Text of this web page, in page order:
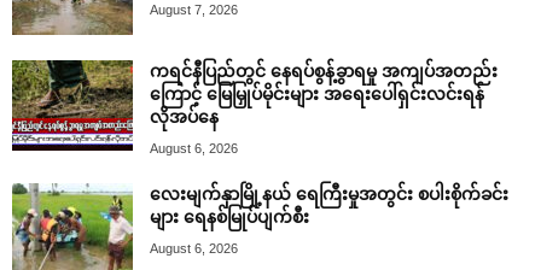
August 7, 2026
ကရင်နီပြည်တွင် နေရပ်စွန့်ခွာရမှု အကျပ်အတည်း
ကြောင့် မြေမြှုပ်မိုင်းများ အရေးပေါ်ရှင်းလင်းရန်
လိုအပ်နေ
August 6, 2026
လေးမျက်နှာမြို့နယ် ရေကြီးမှုအတွင်း စပါးစိုက်ခင်း
များ ရေနစ်မြုပ်ပျက်စီး
August 6, 2026